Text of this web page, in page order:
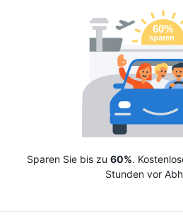
Sparen Sie bis zu 60%.
Stunden vor